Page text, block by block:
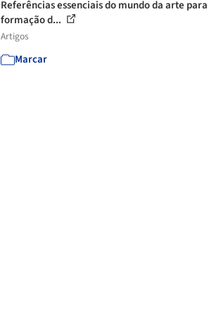
Referências essenciais do mundo da arte
formação d...
Artigos
Marcar